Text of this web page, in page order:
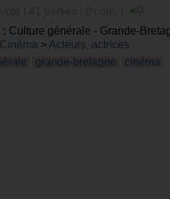
: Culture générale - Grande-
Cinéma > Acteurs, actrices
grande-bretagne cinéma